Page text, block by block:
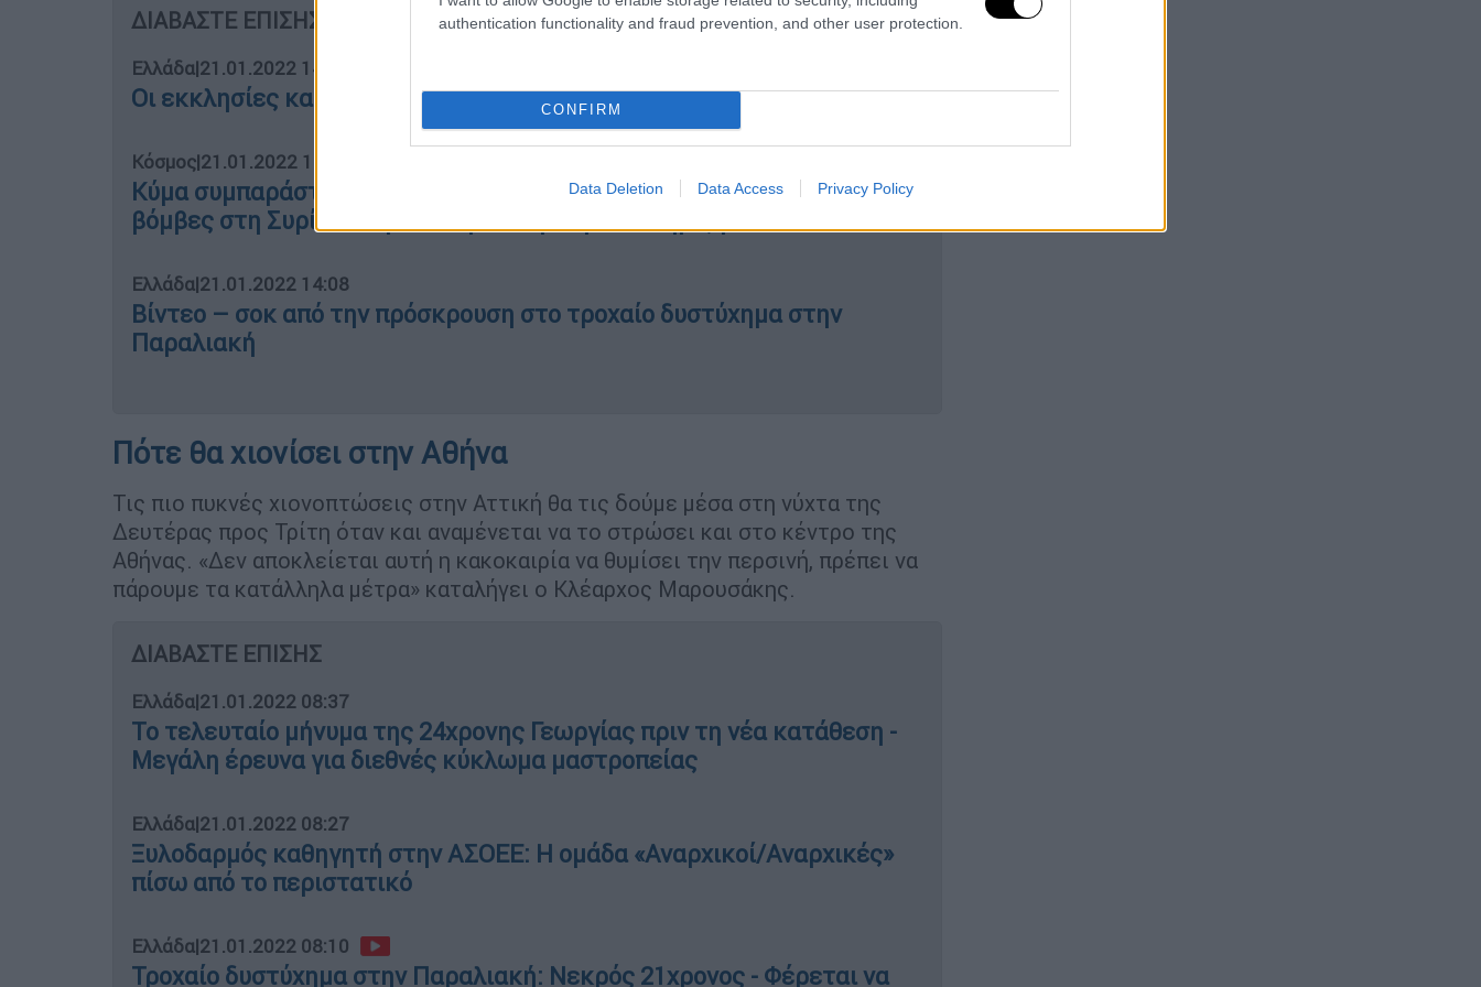
authentication functionality and fraud prevention, and other user protection.
CONFIRM
Data Deletion Data Access Privacy Policy
ΔΙΑΒΑΣΤΕ ΕΠΙΣΗΣ
Ελλάδα|21.01.2022 14:18
Οι εκκλησίες και τα μοναστήρια της Τραπεζούντας
Κόσμος|21.01.2022 14:00
Κύμα συμπαράστασης στον πατέρα και γιο που ακρωτηριάστηκαν από
βόμβες στη Συρία - Στη Σιένα για ιατρική υποστήριξη
Ελλάδα|21.01.2022 14:08
Βίντεο – σοκ από την πρόσκρουση στο τροχαίο δυστύχημα στην
Παραλιακή
Πότε θα χιονίσει στην Αθήνα
Τις πιο πυκνές χιονοπτώσεις στην Αττική θα τις δούμε μέσα στη νύχτα της
Δευτέρας προς Τρίτη όταν και αναμένεται να το στρώσει και στο κέντρο της
Αθήνας. «Δεν αποκλείεται αυτή η κακοκαιρία να θυμίσει την περσινή, πρέπει να
πάρουμε τα κατάλληλα μέτρα» καταλήγει ο Κλέαρχος Μαρουσάκης.
ΔΙΑΒΑΣΤΕ ΕΠΙΣΗΣ
Ελλάδα|21.01.2022 08:37
Το τελευταίο μήνυμα της 24χρονης Γεωργίας πριν τη νέα κατάθεση -
Μεγάλη έρευνα για διεθνές κύκλωμα μαστροπείας
Ελλάδα|21.01.2022 08:27
Ξυλοδαρμός καθηγητή στην ΑΣΟΕΕ: Η ομάδα «Αναρχικοί/Αναρχικές»
πίσω από το περιστατικό
Ελλάδα|21.01.2022 08:10
Τροχαίο δυστύχημα στην Παραλιακή: Νεκρός 21χρονος - Φέρεται να